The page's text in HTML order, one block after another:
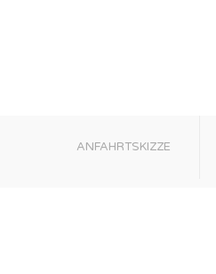
ANFAHRTSKIZZE